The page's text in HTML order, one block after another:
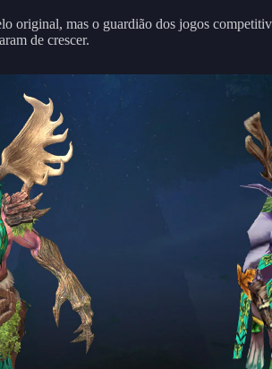
original, mas o guardião dos jogos
de crescer.